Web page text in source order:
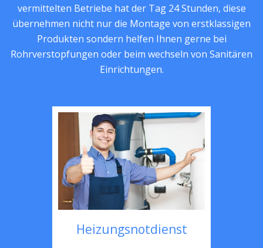
vermittelten Betriebe hat der Tag 24 Stunden, diese
übernehmen nicht nur die Montage von erstklassigen
Produkten sondern helfen Ihnen gerne bei
Rohrverstopfungen oder beim wechseln von Sanitären
Einrichtungen.
Heizungsnotdienst